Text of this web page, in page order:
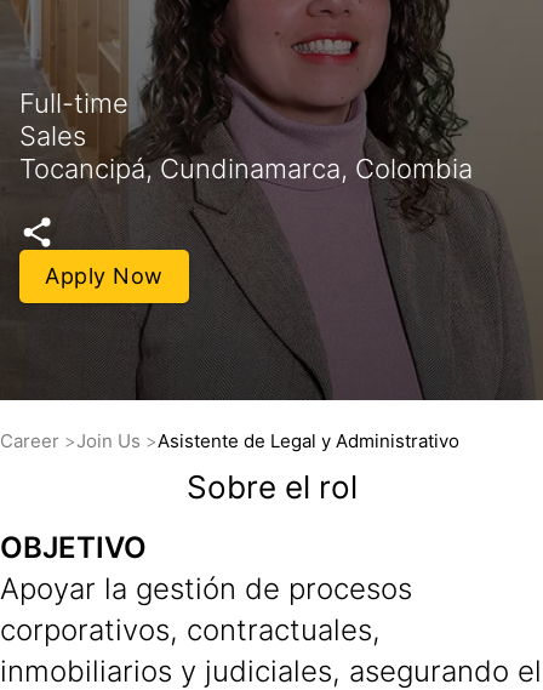
Full-time
Sales
Tocancipá, Cundinamarca, Colombia
Apply Now
Career Join Us Asistente de Legal y Administrativo
Sobre el rol
OBJETIVO
Apoyar la gestión de procesos
corporativos, contractuales,
inmobiliarios y judiciales, asegurando el